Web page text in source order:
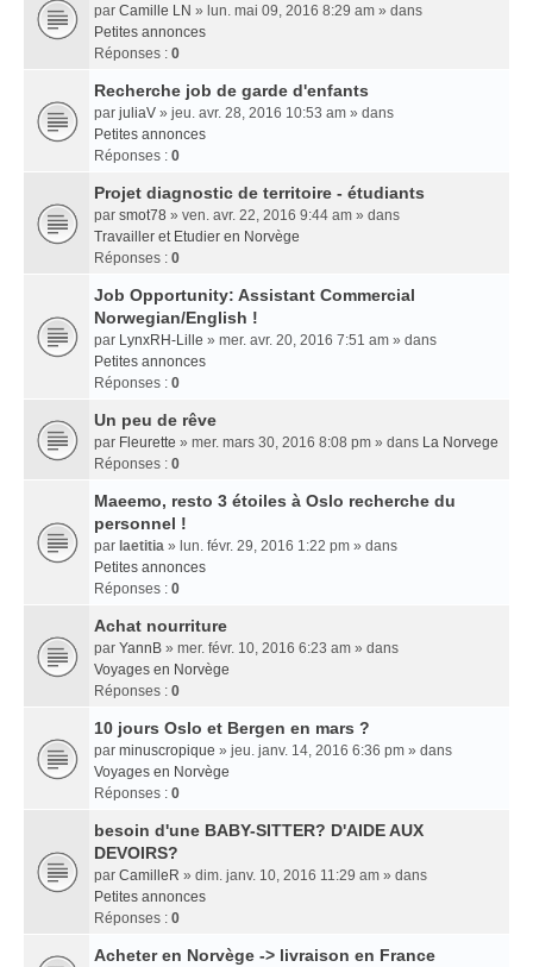
par Camille LN » lun. mai 09, 2016 8:29 am » dans
Petites annonces
Réponses : 0
Recherche job de garde d'enfants
par juliaV » jeu. avr. 28, 2016 10:53 am » dans
Petites annonces
Réponses : 0
Projet diagnostic de territoire - étudiants
par smot78 » ven. avr. 22, 2016 9:44 am » dans
Travailler et Etudier en Norvège
Réponses : 0
Job Opportunity: Assistant Commercial
Norwegian/English !
par LynxRH-Lille » mer. avr. 20, 2016 7:51 am » dans
Petites annonces
Réponses : 0
Un peu de rêve
par Fleurette » mer. mars 30, 2016 8:08 pm » dans La Norvege
Réponses : 0
Maeemo, resto 3 étoiles à Oslo recherche du
personnel !
par laetitia » lun. févr. 29, 2016 1:22 pm » dans
Petites annonces
Réponses : 0
Achat nourriture
par YannB » mer. févr. 10, 2016 6:23 am » dans
Voyages en Norvège
Réponses : 0
10 jours Oslo et Bergen en mars ?
par minuscropique » jeu. janv. 14, 2016 6:36 pm » dans
Voyages en Norvège
Réponses : 0
besoin d'une BABY-SITTER? D'AIDE AUX
DEVOIRS?
par CamilleR » dim. janv. 10, 2016 11:29 am » dans
Petites annonces
Réponses : 0
Acheter en Norvège -> livraison en France